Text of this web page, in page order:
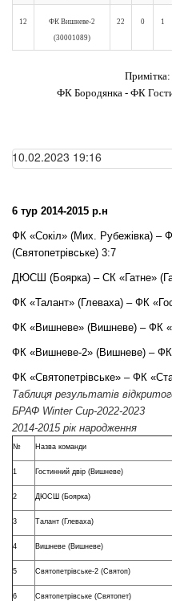
12
ФК Вишневе-2
(30001089)
22 0 1
ФК Бородянка - ФК
10.02.2023 19:16
6 тур 2014-2015 р.н
ФК «Сокіл» (Мих. Рубежівка) –
(Святопетрівське) 3:7
ДЮСШ (Боярка) – СК «Гатне»
ФК «Талант» (Глеваха) – ФК
ФК «Вишневе» (Вишневе) – ФК
ФК «Вишневе-2» (Вишневе) – ФК
ФК «Святопетрівське» – ФК
Таблиця результатів
БРАФ Winter Cup-2022-2023
2014-2015 рік народження
№ Назва команди
1 Гостинний двір (Вишневе)
2 ДЮСШ (Боярка)
3 Талант (Глеваха)
4 Вишневе (Вишневе)
5 Святопетрівське-2 (Святоп)
6 Святопетрівське (Святопет)